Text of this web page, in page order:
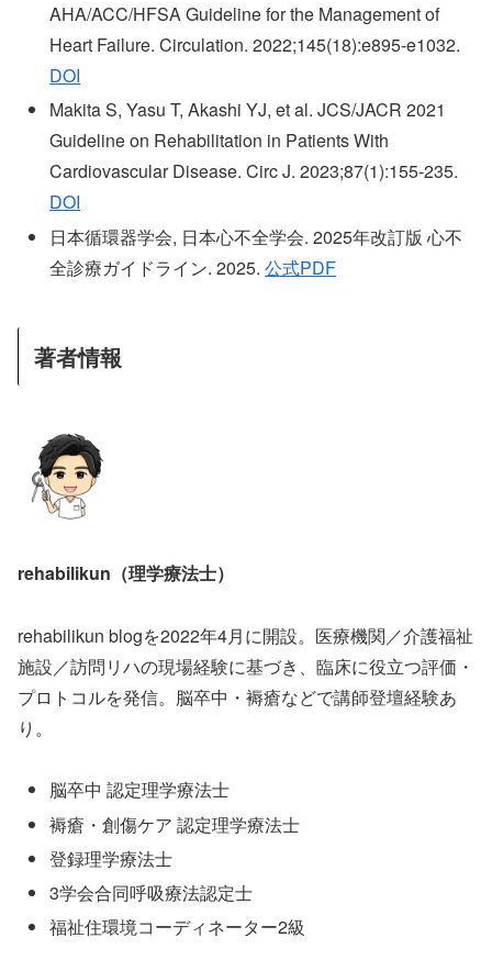
AHA/ACC/HFSA Guideline for the Management of
Heart Failure. Circulation. 2022;145(18):e895-e1032.
DOI
Makita S, Yasu T, Akashi YJ, et al. JCS/JACR 2021
Guideline on Rehabilitation in Patients With
Cardiovascular Disease. Circ J. 2023;87(1):155-235.
DOI
日本循環器学会, 日本心不全学会. 2025年改訂版 心不
全診療ガイドライン. 2025.公式PDF
著者情報
rehabilikun（理学療法士）
rehabilikun blogを2022年4月に開設。医療機関／介護福祉
施設／訪問リハの現場経験に基づき、臨床に役立つ評価・
プロトコルを発信。脳卒中・褥瘡などで講師登壇経験あ
り。
脳卒中 認定理学療法士
褥瘡・創傷ケア 認定理学療法士
登録理学療法士
3学会合同呼吸療法認定士
福祉住環境コーディネーター2級